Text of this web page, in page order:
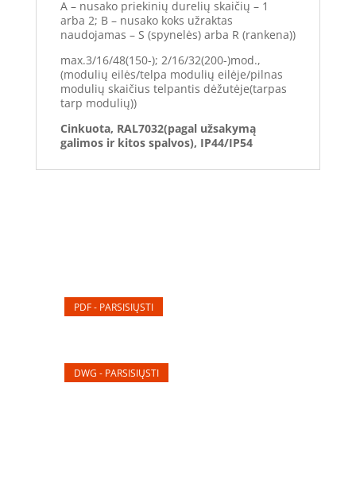
A – nusako priekinių durelių skaičių – 1
arba 2; B – nusako koks užraktas
naudojamas – S (spynelės) arba R (rankena))
max.3/16/48(150-); 2/16/32(200-)mod.,
(modulių eilės/telpa modulių eilėje/pilnas
modulių skaičius telpantis dėžutėje(tarpas
tarp modulių))
Cinkuota, RAL7032(pagal užsakymą
galimos ir kitos spalvos), IP44/IP54
PDF - PARSISIŲSTI
DWG - PARSISIŲSTI